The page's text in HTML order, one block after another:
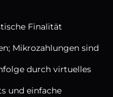
Finalität
Mikrozahlungen sind
durch virtuelles
und einfache